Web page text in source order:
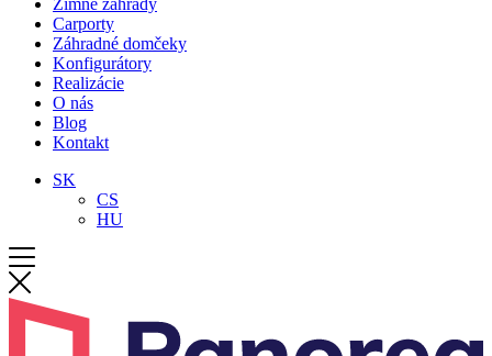
Zimné záhrady
Carporty
Záhradné domčeky
Konfigurátory
Realizácie
O nás
Blog
Kontakt
SK
CS
HU